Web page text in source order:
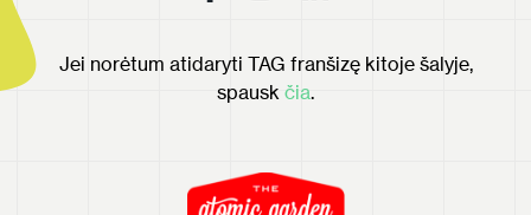
Jei norėtum atidaryti TAG franšizę kitoje šalyje,
spausk čia.